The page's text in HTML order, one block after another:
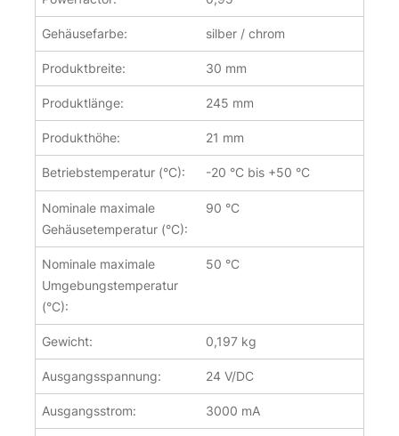
Gehäusefarbe: silber / chrom
Produktbreite: 30 mm
Produktlänge: 245 mm
Produkthöhe: 21 mm
Betriebstemperatur (°C): -20 °C bis +50 °C
Nominale maximale
Gehäusetemperatur (°C):
90 °C
Nominale maximale
Umgebungstemperatur
(°C):
50 °C
Gewicht: 0,197 kg
Ausgangsspannung: 24 V/DC
Ausgangsstrom: 3000 mA